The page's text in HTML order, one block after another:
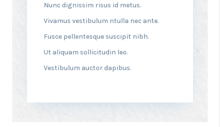
Nunc dignissim risus id metus.
Vivamus vestibulum ntulla nec ante.
Fusce pellentesque suscipit nibh.
Ut aliquam sollicitudin leo.
Vestibulum auctor dapibus.